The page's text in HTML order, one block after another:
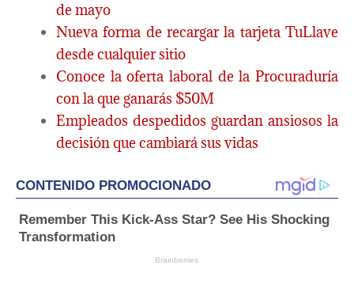
de mayo
Nueva forma de recargar la tarjeta TuLlave
desde cualquier sitio
Conoce la oferta laboral de la Procuraduría
con la que ganarás $50M
Empleados despedidos guardan ansiosos la
decisión que cambiará sus vidas